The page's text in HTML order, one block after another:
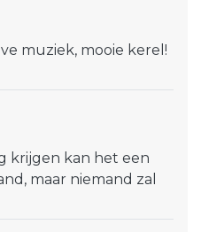
muziek, mooie kerel!
krijgen kan het een
maar niemand zal